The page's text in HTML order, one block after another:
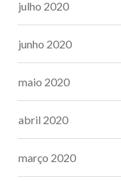
julho 2020
junho 2020
maio 2020
abril 2020
março 2020